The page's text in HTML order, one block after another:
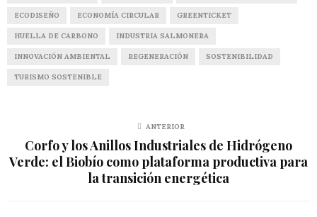
ECODISEÑO ECONOMÍA CIRCULAR GREENTICKET
HUELLA DE CARBONO INDUSTRIA SALMONERA
INNOVACIÓN AMBIENTAL REGENERACIÓN SOSTENIBILIDAD
TURISMO SOSTENIBLE
ANTERIOR
Corfo y los Anillos Industriales de Hidrógeno
Verde: el Biobío como plataforma productiva para
la transición energética